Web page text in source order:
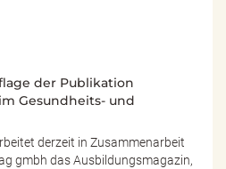
der Publikation
Gesundheits- und
derzeit in Zusammenarbeit
gmbh das Ausbildungsmagazin,